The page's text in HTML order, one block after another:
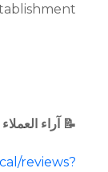
📝 آراء
reviews?